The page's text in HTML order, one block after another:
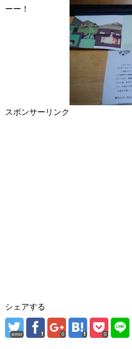
ーー！
スポンサーリンク
シェアする
error 0 0